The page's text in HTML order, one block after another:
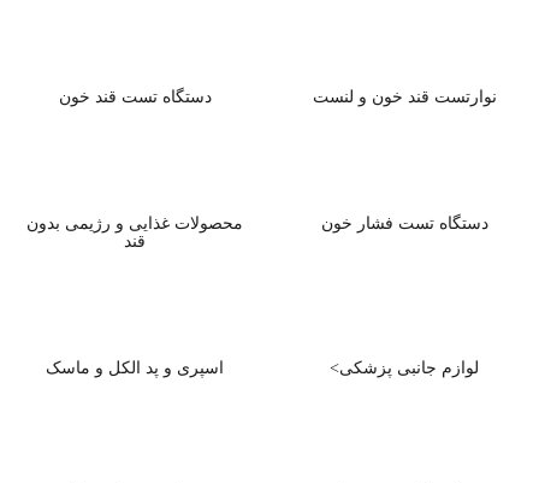
دستگاه تست قند خون نوارتست قند خون و لنست
محصولات غذایی و رژیمی بدون
قند
دستگاه تست فشار خون
اسپری و پد الکل و ماسک لوازم جانبی پزشکی>